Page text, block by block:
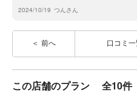
2024/10/19 つんさん
前へ 口コミ一
この店舗のプラン 全10件